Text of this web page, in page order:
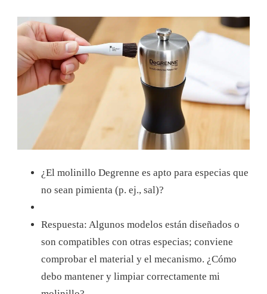
¿El molinillo Degrenne es apto para especias que
no sean pimienta (p. ej., sal)?
Respuesta: Algunos modelos están diseñados o
son compatibles con otras especias; conviene
comprobar el material y el mecanismo. ¿Cómo
debo mantener y limpiar correctamente mi